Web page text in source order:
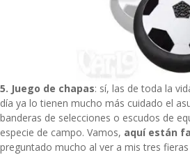
5. Juego de chapas: sí, las de toda la
día ya lo tienen mucho más cuidado el
banderas de selecciones o escudos de
especie de campo. Vamos, aquí están
preguntado mucho al ver a mis tres